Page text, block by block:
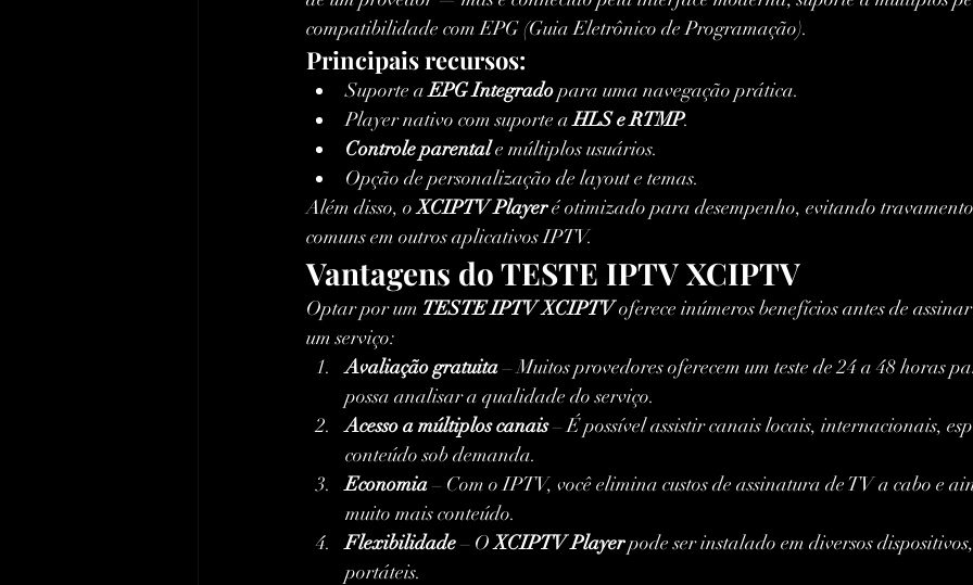
compatibilidade com EPG (Guia Eletrônico de Programação).
Principais recursos:
Suporte a EPG Integrado para uma navegação prática.
Player nativo com suporte a HLS e RTMP.
Controle parental e múltiplos usuários.
Opção de personalização de layout e temas.
Além disso, o XCIPTV Player é otimizado para desempenho, evitando
comuns em outros aplicativos IPTV.
Vantagens do TESTE IPTV XCIPTV
Optar por um TESTE IPTV XCIPTV oferece inúmeros benefícios antes de
um serviço:
Avaliação gratuita – Muitos provedores oferecem um teste de 24 a 48 horas
possa analisar a qualidade do serviço.
Acesso a múltiplos canais – É possível assistir canais locais, internacionais,
conteúdo sob demanda.
Economia – Com o IPTV, você elimina custos de assinatura de TV a cabo e
muito mais conteúdo.
Flexibilidade – O XCIPTV Player pode ser instalado em diversos
portáteis.